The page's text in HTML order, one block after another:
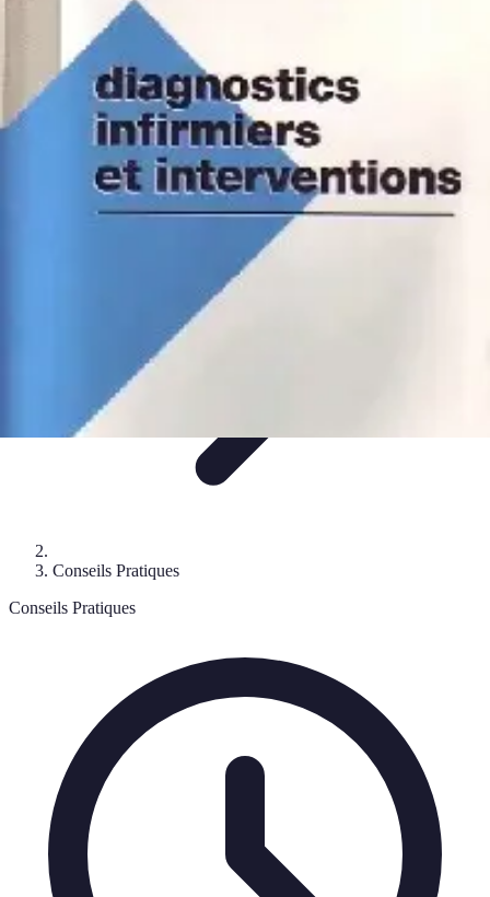
Infirmiers à Domicile
Pratiques et erreurs
Choix de l'infirmier
InnovationCommunication et Pratiques
Infirmiers à Domicile
Conseils Pratiques
Conseils Pratiques